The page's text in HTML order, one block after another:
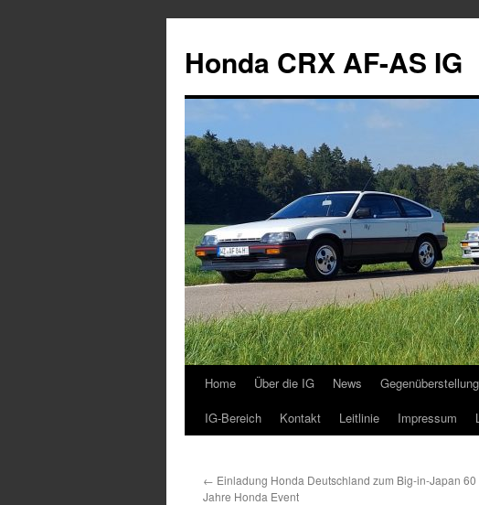
springen
Honda CRX AF-AS IG
Home Über die IG News
IG-Bereich
Kontakt Leitlinie Impressum
← Einladung Honda Deutschland zum Big-in-Japan 60
Jahre Honda Event